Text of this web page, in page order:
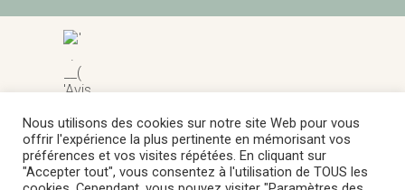
Garantis,cliquez ici pour afficher l'attestation.
Nous utilisons des cookies sur notre site Web pour vous
offrir l'expérience la plus pertinente en mémorisant vos
préférences et vos visites répétées. En cliquant sur
"Accepter tout", vous consentez à l'utilisation de TOUS les